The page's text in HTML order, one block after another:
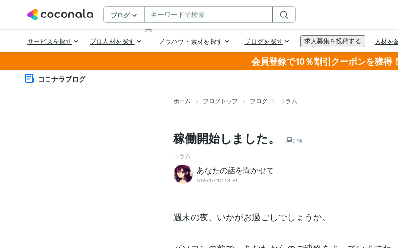
会員登録で10％割引クーポンを獲得！
ココナラブログ
ホーム ブログトップ ブログ コラム
稼働開始しました。 記事
コラム
あなたの話を聞かせて
2025/07/12 13:59
週末の夜、いかがお過ごしでしょうか。